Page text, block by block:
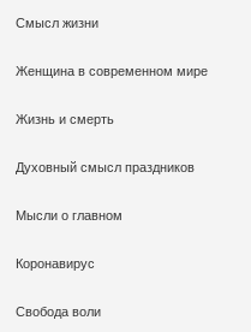
Смысл жизни
Женщина в современном мире
Жизнь и смерть
Духовный смысл праздников
Мысли о главном
Коронавирус
Свобода воли